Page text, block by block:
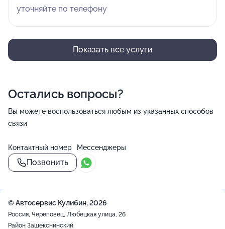
уточняйте по телефону
Показать все услуги
Остались вопросы?
Вы можете воспользоваться любым из указанных способов
связи
Контактный номер
Позвонить
Мессенджеры
© Автосервис Кулибин, 2026
Россия, Череповец, Любецкая улица, 26
Район Зашекснинский